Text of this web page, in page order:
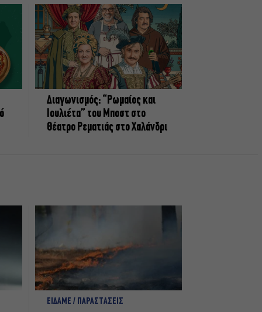
Διαγωνισμός: “Ρωμαίος και
Ιουλιέτα” του Μποστ στο
Θέατρο Ρεματιάς στο Χαλάνδρι
ΕΙΔΑΜΕ / ΠΑΡΑΣΤΑΣΕΙΣ